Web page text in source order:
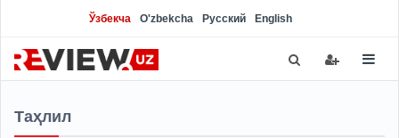
Ўзбекча O'zbekcha Русский English
Таҳлил